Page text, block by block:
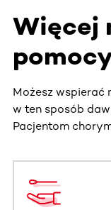
Więcej
Możesz wspierać
w ten sposób
Pacjentom